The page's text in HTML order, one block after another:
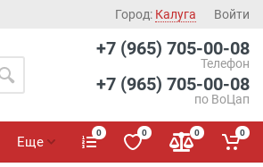
Город: Калуга Войти
+7 (965) 705-00-08
Телефон
+7 (965) 705-00-08
по ВоЦап
Еще
0 0 0 0